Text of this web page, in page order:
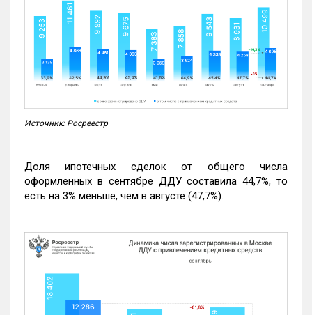
Источник: Росреестр
Доля ипотечных сделок от общего числа
оформленных в сентябре ДДУ составила 44,7%, то
есть на 3% меньше, чем в августе (47,7%).